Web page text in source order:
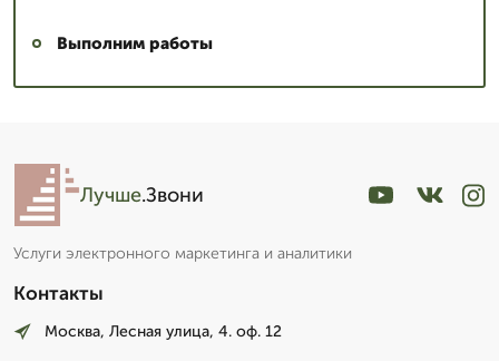
Выполним работы
Лучше.Звони
Услуги электронного маркетинга и аналитики
Контакты
Москва, Лесная улица, 4. оф. 12